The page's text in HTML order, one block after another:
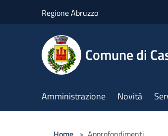
Regione Abruzzo
Comune di
Amministrazione Novità